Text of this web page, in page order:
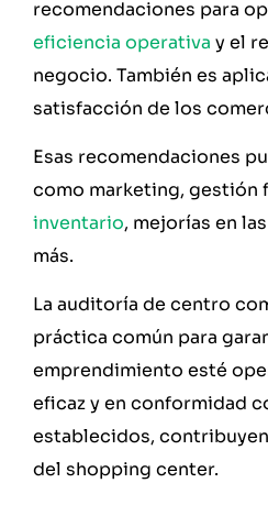
recomendaciones para
eficiencia operativa y el
negocio. También es
satisfacción de los
Esas recomendaciones
como marketing, gestión
inventario, mejorías en
más.
La auditoría de centro
práctica común para
emprendimiento esté
eficaz y en conformidad
establecidos,
del shopping center.